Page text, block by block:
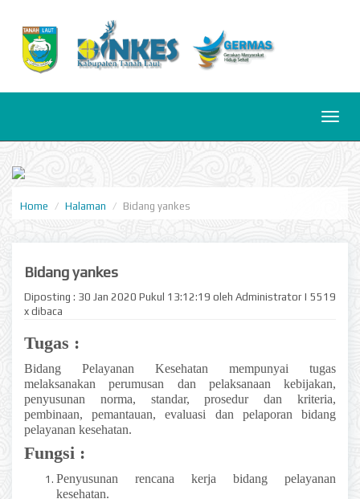
Toggle
Home Halaman Bidang yankes
Bidang yankes
Diposting : 30 Jan 2020 Pukul 13:12:19 oleh Administrator | 5519
x dibaca
Tugas :
Bidang Pelayanan Kesehatan mempunyai tugas
melaksanakan perumusan dan pelaksanaan kebijakan,
penyusunan norma, standar, prosedur dan kriteria,
pembinaan, pemantauan, evaluasi dan pelaporan bidang
pelayanan kesehatan.
Fungsi :
Penyusunan rencana kerja bidang pelayanan
kesehatan.